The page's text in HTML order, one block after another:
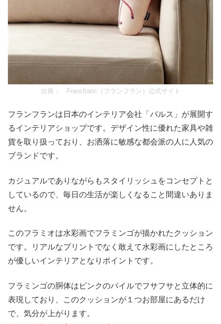
出典： Francfranc（フランフラン）公式サイト
フランフランは日本のインテリア会社「バルス」が展開す
るインテリアショップです。デザイン性に優れた家具や雑
貨を取り扱っており、お洒落に敏感な都会派の人に人気の
ブランドです。
カジュアルでありながらもスタイリッシュをコンセプトと
しているので、毎日の生活が楽しくなること間違いありま
せん。
このフラミオは水彩画でフラミンゴが描かれたクッション
です。リアルなプリントでなく敢えて水彩画にしたところ
が優しいインテリアとなりポイントです。
フラミンゴの胴体はピンクのパイルでフサフサと立体的に
表現しており、このクッションが１つお部屋にあるだけ
で、気分が上がります。